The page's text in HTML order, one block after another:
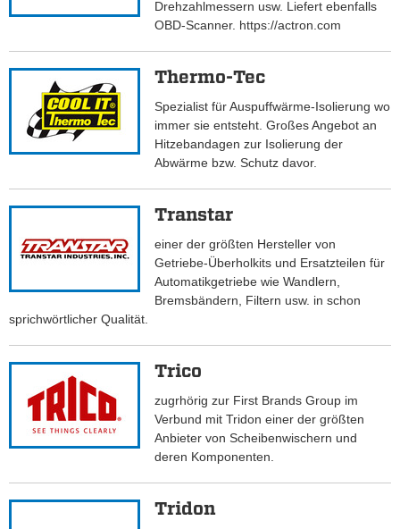
Drehzahlmessern usw. Liefert ebenfalls
OBD-Scanner. https://actron.com
Thermo-Tec
Spezialist für Auspuffwärme-Isolierung wo
immer sie entsteht. Großes Angebot an
Hitzebandagen zur Isolierung der
Abwärme bzw. Schutz davor.
Transtar
einer der größten Hersteller von
Getriebe-Überholkits und Ersatzteilen für
Automatikgetriebe wie Wandlern,
Bremsbändern, Filtern usw. in schon
sprichwörtlicher Qualität.
Trico
zugrhörig zur First Brands Group im
Verbund mit Tridon einer der größten
Anbieter von Scheibenwischern und
deren Komponenten.
Tridon